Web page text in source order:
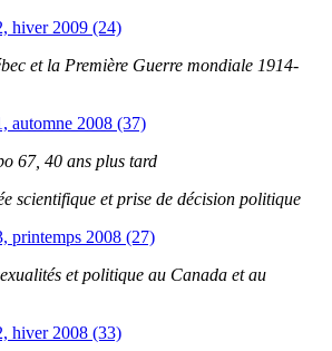
hiver 2009 (24)
et la Première Guerre mondiale 1914-
automne 2008 (37)
67, 40 ans plus tard
scientifique et prise de décision politique
printemps 2008 (27)
et politique au Canada et au
hiver 2008 (33)